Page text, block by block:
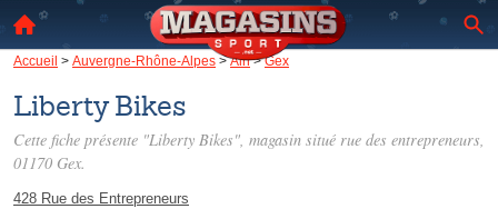
Accueil > Auvergne-Rhône-Alpes >Ain>Gex
Liberty Bikes
Cette fiche présente "Liberty Bikes", magasin situé rue des entrepreneurs,
01170 Gex.
428 Rue des Entrepreneurs